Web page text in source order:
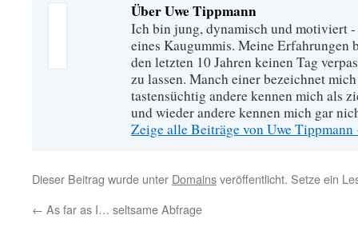
Über Uwe Tippmann
Ich bin jung, dynamisch und motiviert
eines Kaugummis. Meine Erfahrungen
den letzten 10 Jahren keinen Tag
zu lassen. Manch einer bezeichnet
tastensüchtig andere kennen mich als
und wieder andere kennen mich gar
Zeige alle Beiträge von Uwe Tippmann
Dieser Beitrag wurde unter Domainsveröffentlicht. Setze ein
← As far as I… seltsame Abfrage